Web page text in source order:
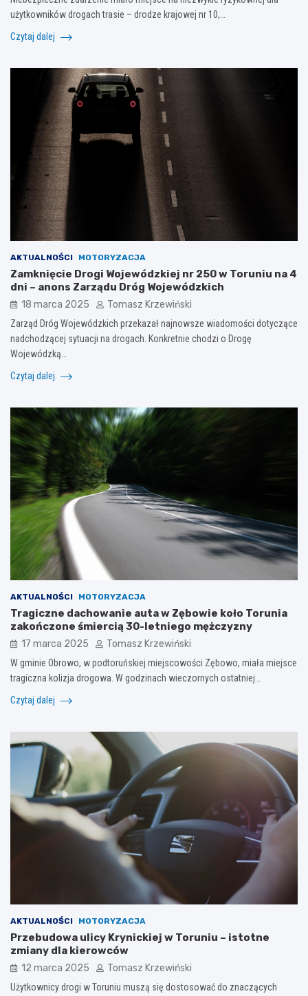
użytkowników drogach trasie – drodze krajowej nr 10,…
Czytaj dalej
AKTUALNOŚCI MOTORYZACJA
Zamknięcie Drogi Wojewódzkiej nr 250 w Toruniu na 4
dni – anons Zarządu Dróg Wojewódzkich
18 marca 2025 Tomasz Krzewiński
Zarząd Dróg Wojewódzkich przekazał najnowsze wiadomości dotyczące
nadchodzącej sytuacji na drogach. Konkretnie chodzi o Drogę
Wojewódzką…
Czytaj dalej
AKTUALNOŚCI MOTORYZACJA
Tragiczne dachowanie auta w Zębowie koło Torunia
zakończone śmiercią 30-letniego mężczyzny
17 marca 2025 Tomasz Krzewiński
W gminie Obrowo, w podtoruńskiej miejscowości Zębowo, miała miejsce
tragiczna kolizja drogowa. W godzinach wieczornych ostatniej…
Czytaj dalej
AKTUALNOŚCI MOTORYZACJA
Przebudowa ulicy Krynickiej w Toruniu – istotne
zmiany dla kierowców
12 marca 2025 Tomasz Krzewiński
Użytkownicy drogi w Toruniu muszą się dostosować do znaczących